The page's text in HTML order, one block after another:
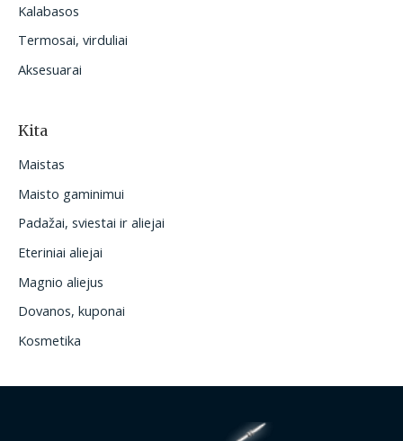
Kalabasos
Termosai, virduliai
Aksesuarai
Kita
Maistas
Maisto gaminimui
Padažai, sviestai ir aliejai
Eteriniai aliejai
Magnio aliejus
Dovanos, kuponai
Kosmetika